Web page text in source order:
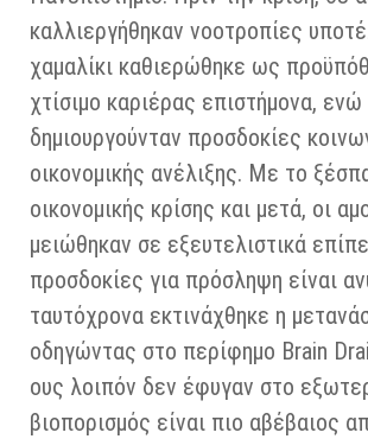
καλλιεργήθηκαν νοοτροπίες
χαμαλίκι καθιερώθηκε ως
χτίσιμο καριέρας επιστήμονα,
δημιουργούνταν προσδοκίες
οικονομικής ανέλιξης. Με το
οικονομικής κρίσης και μετά, οι
μειώθηκαν σε εξευτελιστικά
προσδοκίες για πρόσληψη είναι
ταυτόχρονα εκτινάχθηκε η
οδηγώντας στο περίφημο Brain
ους λοιπόν δεν έφυγαν στο
βιοπορισμός είναι πιο αβέβαιος